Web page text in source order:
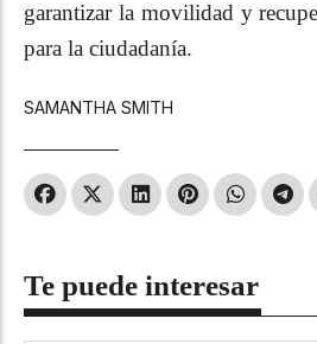
garantizar la movilidad y
para la ciudadanía.
SAMANTHA SMITH
Te puede interesar